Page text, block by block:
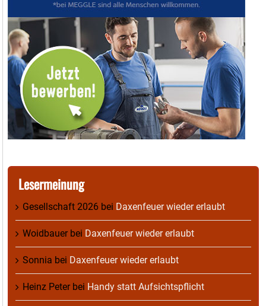
Lesermeinung
Gesellschaft 2026 bei Daxenfeuer wieder erlaubt
Woidbauerbei Daxenfeuer wieder erlaubt
Sonnia bei Daxenfeuer wieder erlaubt
Heinz Peterbei Handy statt Aufsichtspflicht